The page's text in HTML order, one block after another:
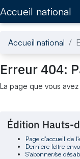
Accueil national
Accueil national
Erreur 404:
La page que vous
Édition Hauts-
Page d'accueil de
Dernière lettre
S'abonner/se